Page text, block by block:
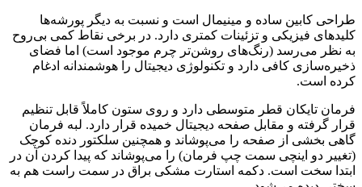
طراحی کابین ساده و مینیمال است و نسبت به دیگر پورشه‌ها
کلیدهای فیزیکی و تزئینات کمتری دارد. در برخی نقاط کمی بی‌روح
به نظر می‌رسد (رنگ‌های روشن‌تر چرم موجود است) اما فضای
ذخیره‌سازی کافی دارد و تکنولوژی دیجیتال را هوشمندانه ادغام
کرده است.
فرمان تایکان قطر متوسطی دارد و روی ستون کاملاً قابل تنظیم
قرار گرفته و مقابل صفحه دیجیتال خمیده قرار دارد. لبه فرمان
گاهی بخشی از صفحه را می‌پوشاند و همچنین سلکتور دنده کوچک
(تغییر دو اینچی سمت چپ فرمان) را می‌پوشاند که پیدا کردن آن در
ابتدا سخت است. دکمه استارت مشکی براق در سمت راست هم به